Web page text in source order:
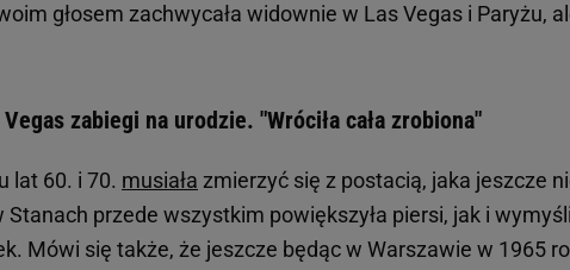
głosem zachwycała widownie w Las Vegas i Paryżu,
zabiegi na urodzie. "Wróciła cała zrobiona"
lat 60. i 70. musiała zmierzyć się z postacią, jaka jeszcze
Stanach przede wszystkim powiększyła piersi, jak i
Mówi się także, że jeszcze będąc w Warszawie w 1965